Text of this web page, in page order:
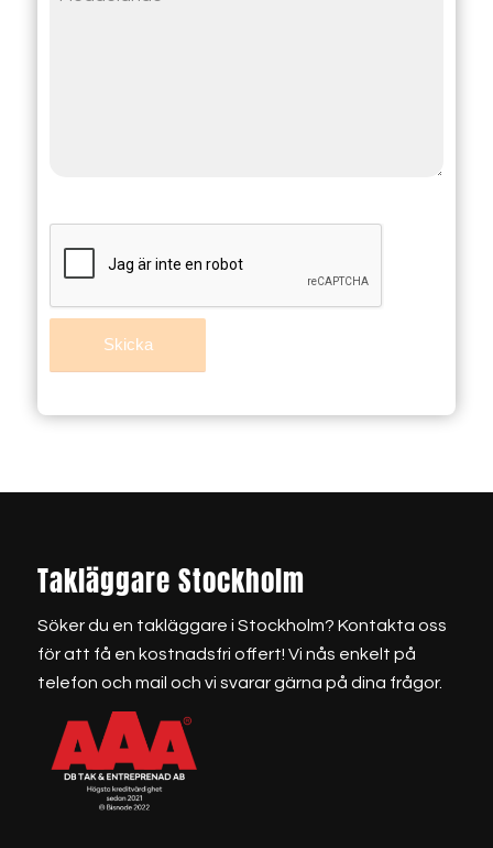
Takläggare Stockholm
Söker du en takläggare i Stockholm? Kontakta oss
för att få en kostnadsfri offert! Vi nås enkelt på
telefon och mail och vi svarar gärna på dina frågor.